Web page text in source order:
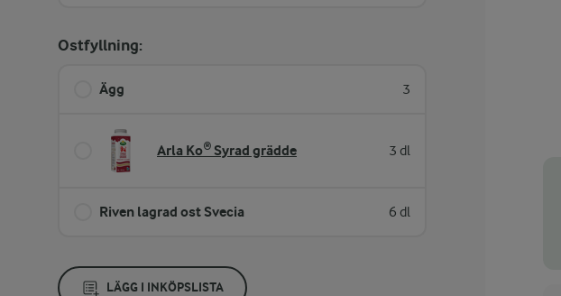
Ostfyllning:
Ägg 3
Arla Ko® Syrad grädde 3 dl
Riven lagrad ost Svecia 6 dl
LÄGG I INKÖPSLISTA